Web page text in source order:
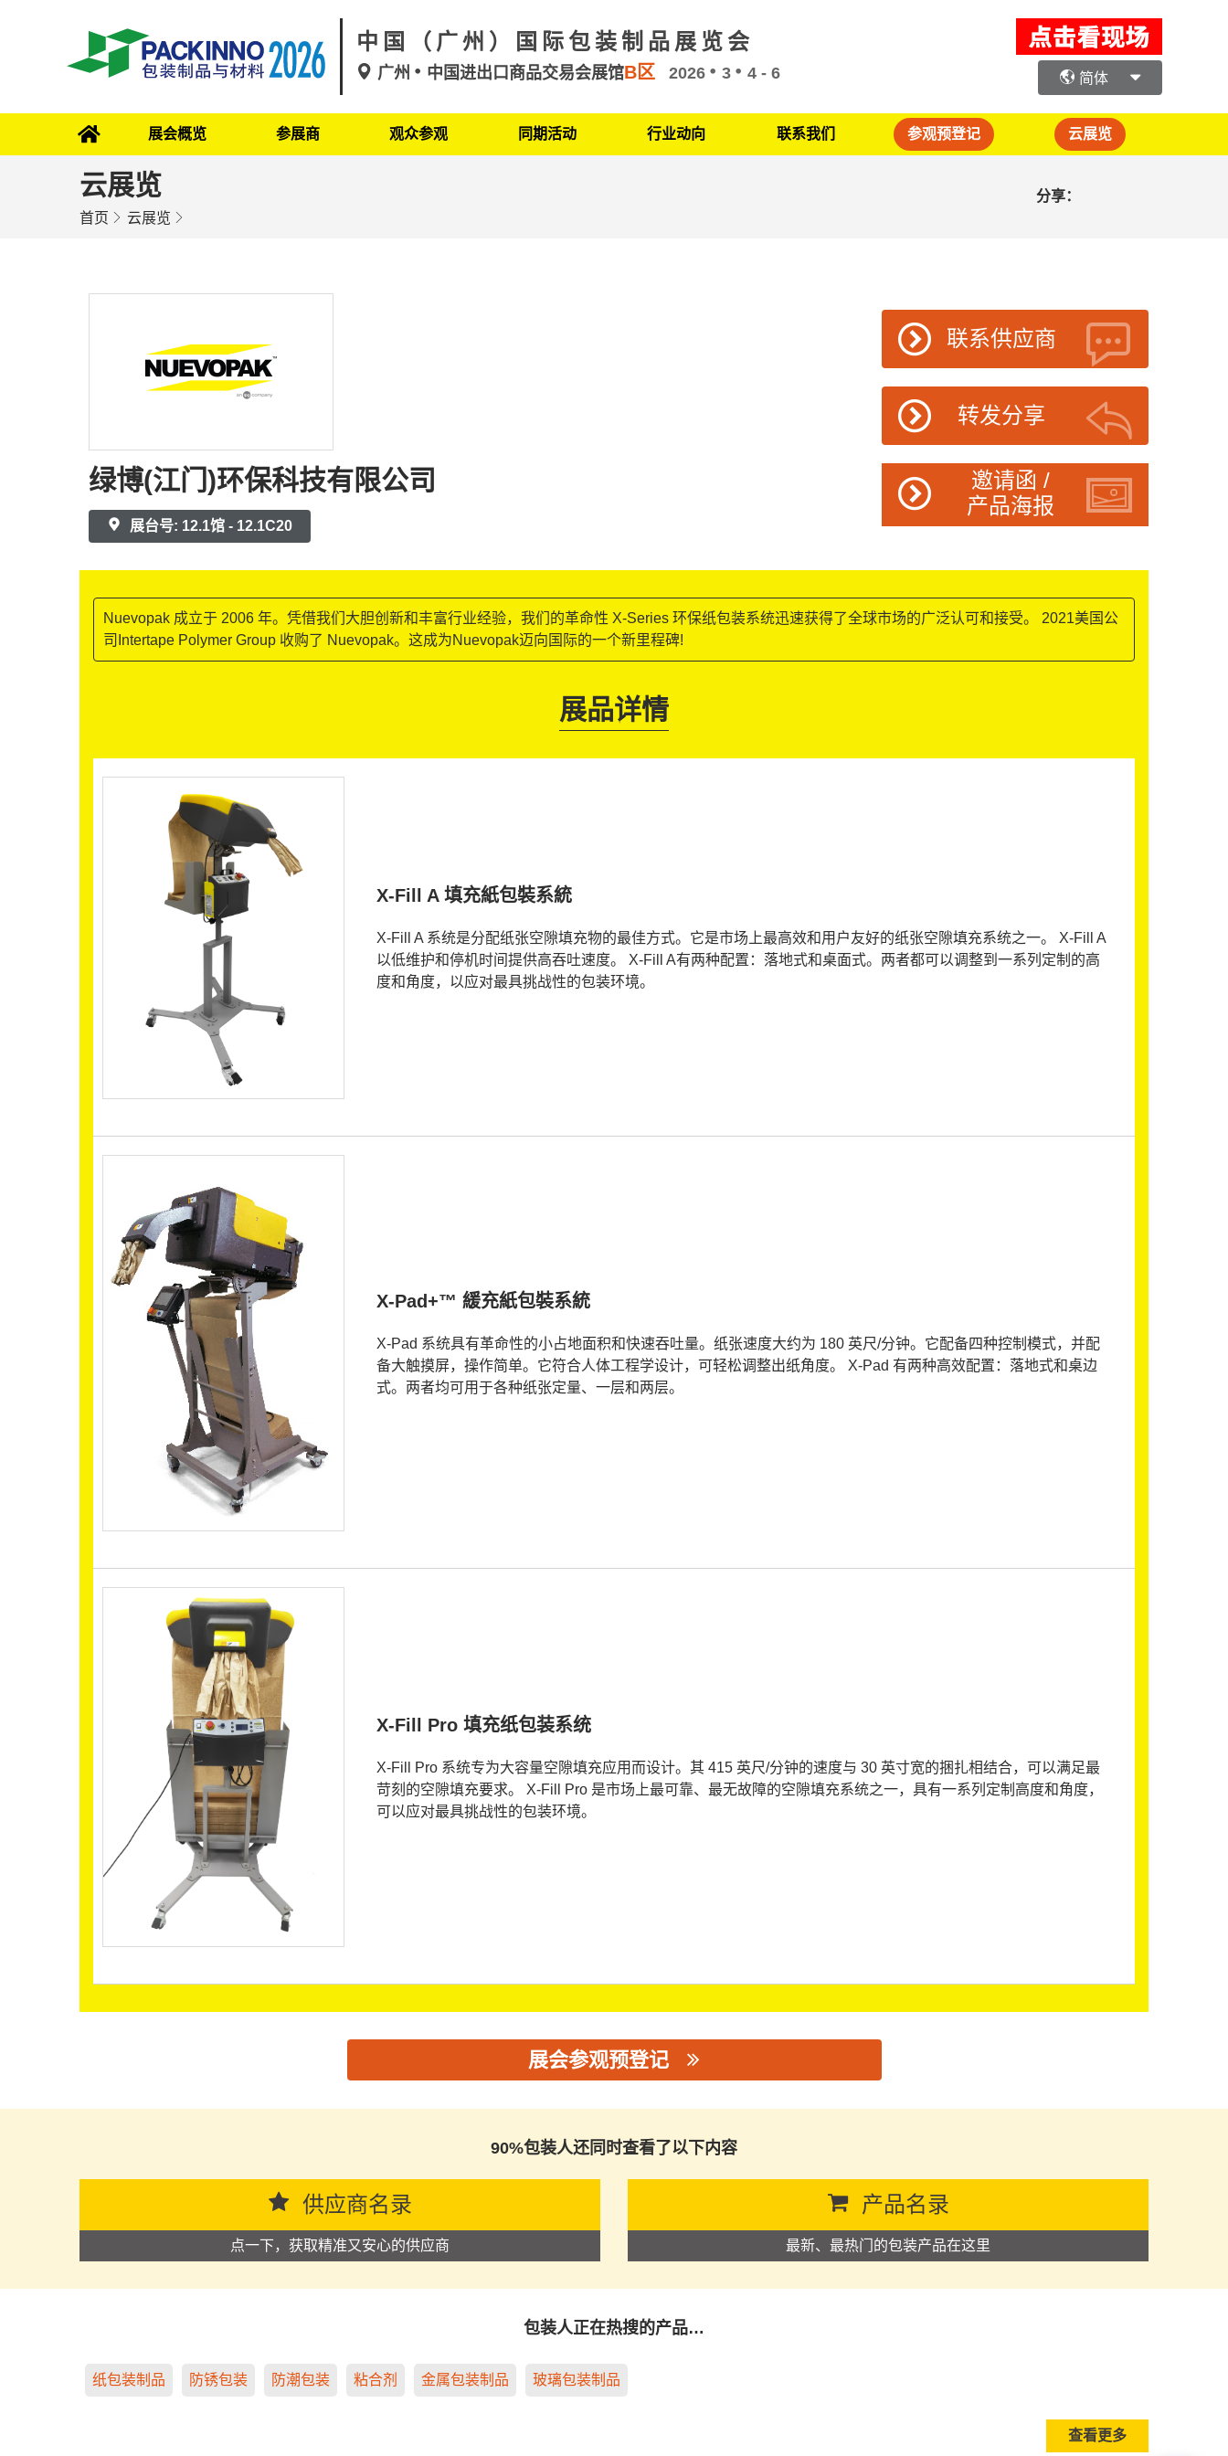
中国（广州）国际包装制品展览会
广州 中国进出口商品交易会展馆B区 2026 3 4 - 6 简体
展会概览 参展商 观众参观 同期活动 行业动向 联系我们 参观预登记 云展览
云展览
首页 云展览
分享：
绿博(江门)环保科技有限公司
展台号: 12.1馆 - 12.1C20
联系供应商
转发分享
邀请函 /
产品海报
Nuevopak 成立于 2006 年。凭借我们大胆创新和丰富行业经验，我们的革命性 X-Series 环保纸包装系统迅速获得了全球市场的广泛认可和接受。 2021美国公
司Intertape Polymer Group 收购了 Nuevopak。这成为Nuevopak迈向国际的一个新里程碑!
展品详情
X-Fill A 填充紙包裝系統
X-Fill A 系统是分配纸张空隙填充物的最佳方式。它是市场上最高效和用户友好的纸张空隙填充系统之一。 X-Fill A
以低维护和停机时间提供高吞吐速度。 X-Fill A有两种配置：落地式和桌面式。两者都可以调整到一系列定制的高
度和角度，以应对最具挑战性的包装环境。
X-Pad+™ 緩充紙包裝系統
X-Pad 系统具有革命性的小占地面积和快速吞吐量。纸张速度大约为 180 英尺/分钟。它配备四种控制模式，并配
备大触摸屏，操作简单。它符合人体工程学设计，可轻松调整出纸角度。 X-Pad 有两种高效配置：落地式和桌边
式。两者均可用于各种纸张定量、一层和两层。
X-Fill Pro 填充纸包装系统
X-Fill Pro 系统专为大容量空隙填充应用而设计。其 415 英尺/分钟的速度与 30 英寸宽的捆扎相结合，可以满足最
苛刻的空隙填充要求。 X-Fill Pro 是市场上最可靠、最无故障的空隙填充系统之一，具有一系列定制高度和角度，
可以应对最具挑战性的包装环境。
展会参观预登记
90%包装人还同时查看了以下内容
供应商名录
点一下，获取精准又安心的供应商
产品名录
最新、最热门的包装产品在这里
包装人正在热搜的产品…
纸包装制品 防锈包装 防潮包装 粘合剂 金属包装制品 玻璃包装制品
查看更多